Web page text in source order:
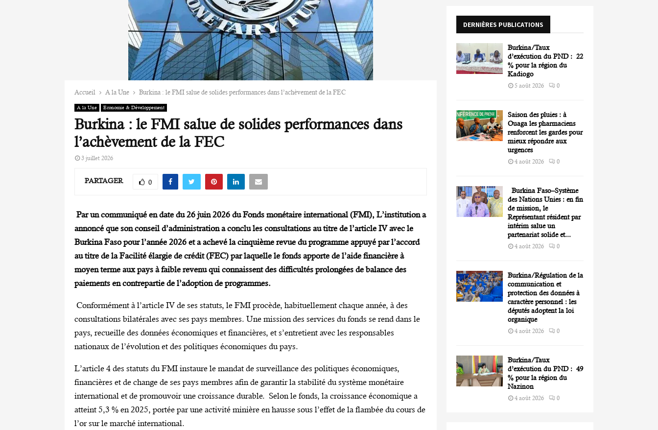
Accueil A la Une Burkina : le FMI salue de solides performances dans l’achèvement de la FEC
A la Une Economie & Développement
Burkina : le FMI salue de solides performances dans
l’achèvement de la FEC
3 juillet 2026
PARTAGER 0
Par un communiqué en date du 26 juin 2026 du Fonds monétaire international (FMI), L’institution a
annoncé que son conseil d’administration a conclu les consultations au titre de l’article IV avec le
Burkina Faso pour l’année 2026 et a achevé la cinquième revue du programme appuyé par l’accord
au titre de la Facilité élargie de crédit (FEC) par laquelle le fonds apporte de l’aide financière à
moyen terme aux pays à faible revenu qui connaissent des difficultés prolongées de balance des
paiements en contrepartie de l’adoption de programmes.
Conformément à l’article IV de ses statuts, le FMI procède, habituellement chaque année, à des
consultations bilatérales avec ses pays membres. Une mission des services du fonds se rend dans le
pays, recueille des données économiques et financières, et s’entretient avec les responsables
nationaux de l’évolution et des politiques économiques du pays.
L’article 4 des statuts du FMI instaure le mandat de surveillance des politiques économiques,
financières et de change de ses pays membres afin de garantir la stabilité du système monétaire
international et de promouvoir une croissance durable. Selon le fonds, la croissance économique a
atteint 5,3 % en 2025, portée par une activité minière en hausse sous l’effet de la flambée du cours de
l’or sur le marché international.
r
H
DERNIÈRES PUBLICATIONS
Burkina/Taux
d’exécution du PND : 22
% pour la région du
Kadiogo
5 août 2026 0
Saison des pluies : à
Ouaga les pharmaciens
renforcent les gardes pour
mieux répondre aux
urgences
4 août 2026 0
Burkina Faso–Système
des Nations Unies : en fin
de mission, le
Représentant résident par
intérim salue un
partenariat solide et...
4 août 2026 0
Burkina/Régulation de la
communication et
protection des données à
caractère personnel : les
députés adoptent la loi
organique
4 août 2026 0
Burkina/Taux
d’exécution du PND : 49
% pour la région du
Nazinon
4 août 2026 0